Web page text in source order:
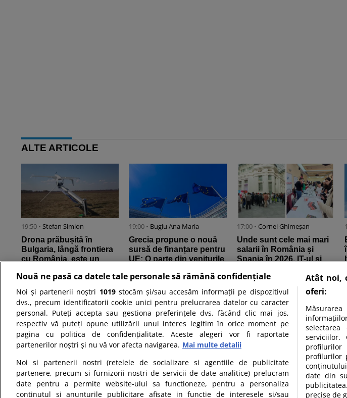
ALTE ARTICOLE
19:50 • Stefan Simion
Drona prăbușită în
Bulgaria, lângă frontiera
cu România, este un
Maya, ...
19:00 • Bugiu ⁠Ana Maria
Grecia propune o nouă
sursă de finanțare pentru
UE: O parte din veniturile
17:00 • Cornel Ghimeșan
Unde sunt cele mai mari
salarii în România și
Spania în 2026. IT-ul și
...
Nicușor Dan salută
menținerea ratingului
României de către
Când începe școala în
septembrie 2026.
Calendarul complet al
Moody’s Ratings
reconfirmă calificativul
României la Baa3 și
Nouă ne pasă ca datele tale personale să rămână confidențiale
Noi și partenerii noștri 1019stocăm și/sau accesăm informații pe dispozitivul
dvs., precum identificatorii cookie unici pentru prelucrarea datelor cu caracter
personal. Puteți accepta sau gestiona preferințele dvs. făcând clic mai jos,
respectiv vă puteți opune utilizării unui interes legitim în orice moment pe
pagina cu politica de confidențialitate. Aceste alegeri vor fi raportate
partenerilor noștri și nu vă vor afecta navigarea. Mai multe detalii
Noi si partenerii nostri (retelele de socializare si agentiile de publicitate
partenere, precum si furnizorii nostri de servicii de date analitice) prelucram
date pentru a permite website-ului sa functioneze, pentru a personaliza
continutul si anunturile publicitare afisate in functie de interesele si/sau
Atât noi,
oferi:
serviciilor.
profilurilor
date din
precise de